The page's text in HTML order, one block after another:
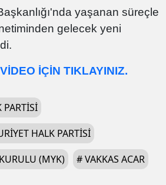
yaşanan süreçle
gelecek yeni
İÇİN TIKLAYINIZ.
PARTISI
HALK PARTISI
(MYK) #VAKKAS ACAR